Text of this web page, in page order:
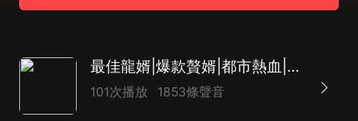
最佳龍婿|爆款贅婿|都市熱血|逆襲爽文|精品多人|AI多播
101次播放 1853條聲音